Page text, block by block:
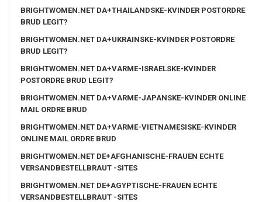
BRIGHTWOMEN.NET DA+THAILANDSKE-KVINDER POSTORDRE
BRUD LEGIT?
BRIGHTWOMEN.NET DA+UKRAINSKE-KVINDER POSTORDRE
BRUD LEGIT?
BRIGHTWOMEN.NET DA+VARME-ISRAELSKE-KVINDER
POSTORDRE BRUD LEGIT?
BRIGHTWOMEN.NET DA+VARME-JAPANSKE-KVINDER ONLINE
MAIL ORDRE BRUD
BRIGHTWOMEN.NET DA+VARME-VIETNAMESISKE-KVINDER
ONLINE MAIL ORDRE BRUD
BRIGHTWOMEN.NET DE+AFGHANISCHE-FRAUEN ECHTE
VERSANDBESTELLBRAUT -SITES
BRIGHTWOMEN.NET DE+AGYPTISCHE-FRAUEN ECHTE
VERSANDBESTELLBRAUT -SITES